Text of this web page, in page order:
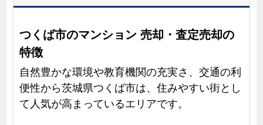
つくば市のマンション 売却・査定売却の
特徴
自然豊かな環境や教育機関の充実さ、交通の利
便性から茨城県つくば市は、住みやすい街とし
て人気が高まっているエリアです。